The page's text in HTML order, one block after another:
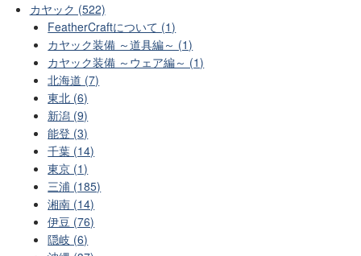
カヤック (522)
FeatherCraftについて (1)
カヤック装備 ～道具編～ (1)
カヤック装備 ～ウェア編～ (1)
北海道 (7)
東北 (6)
新潟 (9)
能登 (3)
千葉 (14)
東京 (1)
三浦 (185)
湘南 (14)
伊豆 (76)
隠岐 (6)